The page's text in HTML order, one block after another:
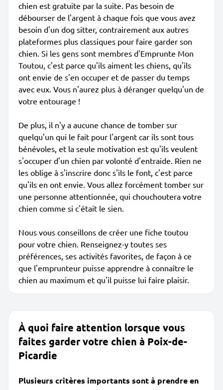
chien est gratuite par la suite. Pas besoin de
débourser de l'argent à chaque fois que vous avez
besoin d'un dog sitter, contrairement aux autres
plateformes plus classiques pour faire garder son
chien. Si les gens sont membres d'Emprunte Mon
Toutou, c'est parce qu'ils aiment les chiens, qu'ils
ont envie de s'en occuper et de passer du temps
avec eux. Vous n'aurez plus à déranger quelqu'un de
votre entourage !
De plus, il n'y a aucune chance de tomber sur
quelqu'un qui le fait pour l'argent car ils sont tous
bénévoles, et la seule motivation est qu'ils veulent
s'occuper d'un chien par volonté d'entraide. Rien ne
les oblige à s'inscrire donc s'ils le font, c'est parce
qu'ils en ont envie. Vous allez forcément tomber sur
une personne attentionnée, qui chouchoutera votre
chien comme si c'était le sien.
Nous vous conseillons de créer une fiche toutou
pour votre chien. Renseignez-y toutes ses
préférences, ses activités favorites, de façon à ce
que l'emprunteur puisse apprendre à connaître le
chien au maximum et qu'il puisse lui faire plaisir.
À quoi faire attention lorsque vous
faites garder votre chien à Poix-de-
Picardie
Plusieurs critères importants sont à prendre en